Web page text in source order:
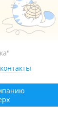
ул. Русская, 87В
закрыто